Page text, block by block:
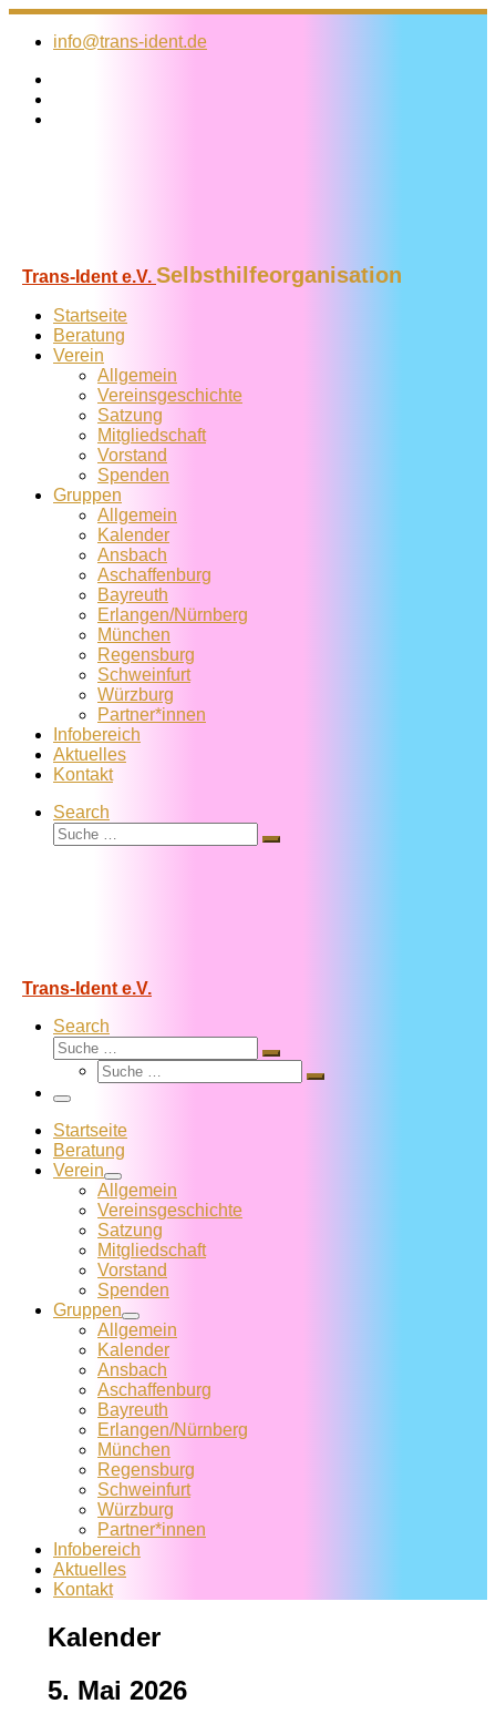
Zum
Inhalt
info@trans-ident.de
Trans-Ident e.V. Selbsthilfeorganisation
Startseite
Beratung
Verein
Allgemein
Vereins­geschichte
Satzung
Mitglied­schaft
Vorstand
Spenden
Gruppen
Allgemein
Kalender
Ansbach
Aschaffenburg
Bayreuth
Erlangen/Nürnberg
München
Regensburg
Schweinfurt
Würzburg
Partner*innen
Infobereich
Aktuelles
Kontakt
Search
Suche
Suche
Trans-Ident e.V.
Search
Suche
Suche
Suche
Suche
Menü
Startseite
Beratung
Verein
Allgemein
Vereins­geschichte
Satzung
Mitglied­schaft
Vorstand
Spenden
Gruppen
Allgemein
Kalender
Ansbach
Aschaffenburg
Bayreuth
Erlangen/Nürnberg
München
Regensburg
Schweinfurt
Würzburg
Partner*innen
Infobereich
Aktuelles
Kontakt
Kalender
5. Mai 2026